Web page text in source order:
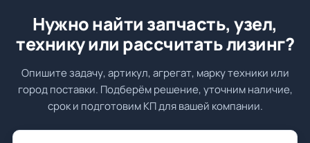
Нужно найти запчасть, узел,
технику или рассчитать лизинг?
Опишите задачу, артикул, агрегат, марку техники или
город поставки. Подберём решение, уточним наличие,
срок и подготовим КП для вашей компании.